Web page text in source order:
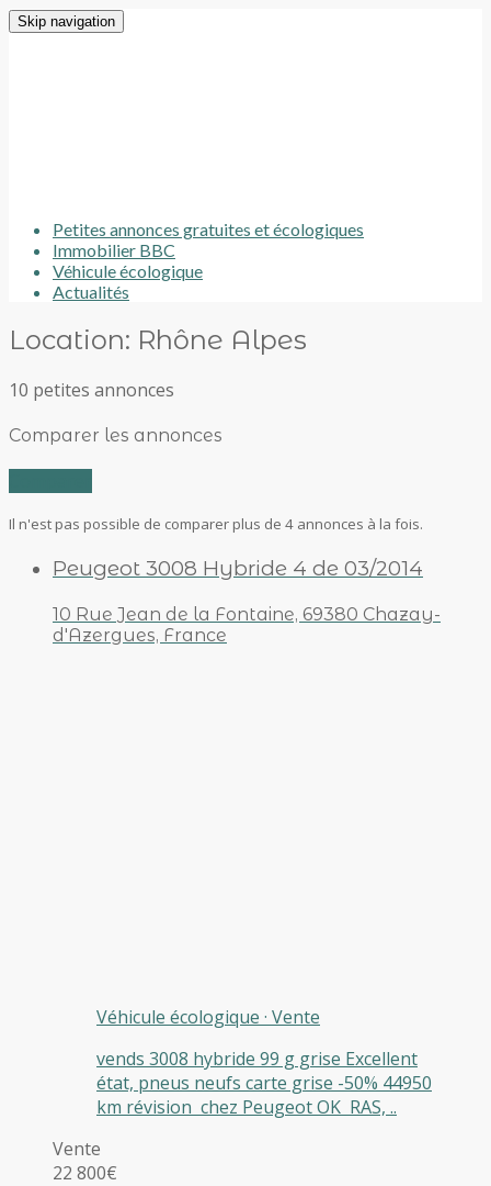
Skip navigation
Petites annonces gratuites et écologiques
Immobilier BBC
Véhicule écologique
Actualités
Location: Rhône Alpes
10 petites annonces
Comparer les annonces
Il n'est pas possible de comparer plus de 4 annonces à la fois.
Peugeot 3008 Hybride 4 de 03/2014
10 Rue Jean de la Fontaine, 69380 Chazay-
d'Azergues, France
Véhicule écologique · Vente
vends 3008 hybride 99 g grise Excellent
état, pneus neufs carte grise -50% 44950
km révision chez Peugeot OK RAS, ..
Vente
22 800€